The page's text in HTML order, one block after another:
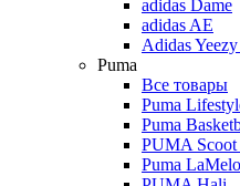
adidas Dame
adidas AE
Adidas
Puma
Все товары
Puma
Puma
PUMA Scoot
Puma LaMelo